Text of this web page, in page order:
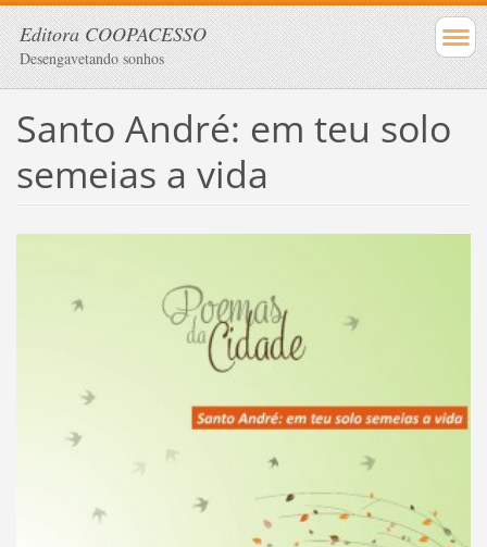
Editora COOPACESSO
Desengavetando sonhos
Santo André: em teu solo
semeias a vida